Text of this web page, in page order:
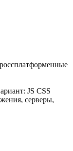
JS CSS
серверы,